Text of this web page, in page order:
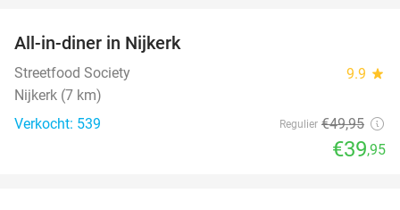
All-in-diner in Nijkerk
Streetfood Society 9.9 star
Nijkerk (7 km)
Verkocht: 539
Regulier €49,95
€39,95